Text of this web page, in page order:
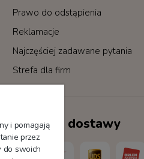
Prawo do odstąpienia
Reklamacje
Najczęściej zadawane pytania
Strefa dla firm
Sposoby dostawy
i pomagają
przez
do swoich